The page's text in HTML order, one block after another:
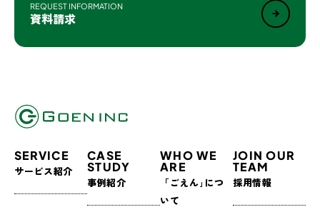
REQUEST INFORMATION
資料請求
SERVICE
サービス紹介
CASE
STUDY
事例紹介
WHO WE
ARE
「ごえん｣につ
いて
JOIN OUR
TEAM
採用情報